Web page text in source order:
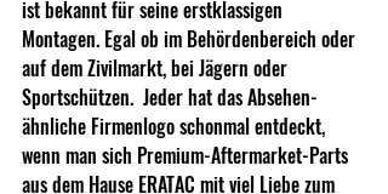
ist bekannt für seine erstklassigen
Montagen. Egal ob im Behördenbereich oder
auf dem Zivilmarkt, bei Jägern oder
Sportschützen.  Jeder hat das Absehen-
ähnliche Firmenlogo schonmal entdeckt,
wenn man sich Premium-Aftermarket-Parts
aus dem Hause ERATAC mit viel Liebe zum